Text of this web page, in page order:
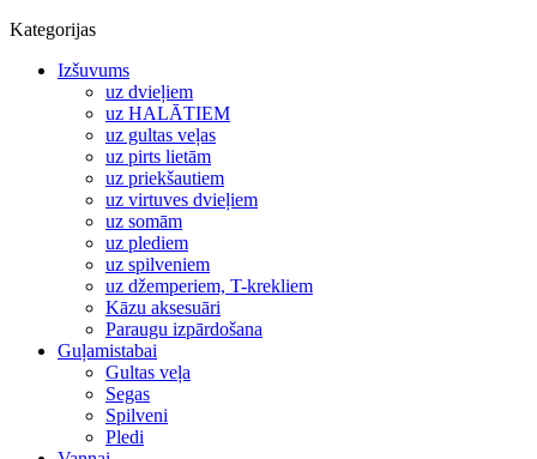
Kategorijas
Izšuvums
uz dvieļiem
uz HALĀTIEM
uz gultas veļas
uz pirts lietām
uz priekšautiem
uz virtuves dvieļiem
uz somām
uz plediem
uz spilveniem
uz džemperiem, T-krekliem
Kāzu aksesuāri
Paraugu izpārdošana
Guļamistabai
Gultas veļa
Segas
Spilveni
Pledi